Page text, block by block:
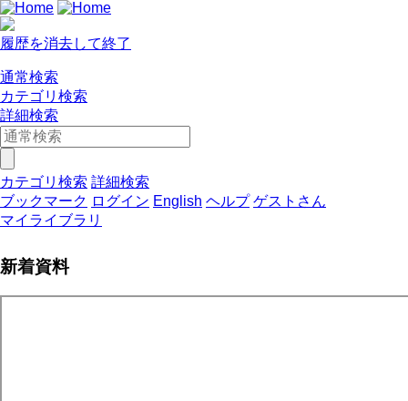
履歴を消去して終了
通常検索
カテゴリ検索
詳細検索
カテゴリ検索 詳細検索
ブックマーク ログイン English ヘルプ ゲストさん
マイライブラリ
新着資料